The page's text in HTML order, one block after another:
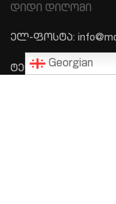
დიდი დიღომი
ელ-ფოსტა:
ტელეფონი: +995
Georgian